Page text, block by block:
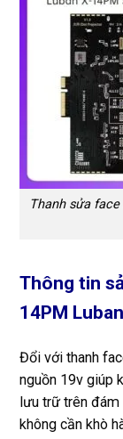
Thanh sửa face
Thông tin
14PM
Đổi với thanh
nguồn 19v giúp
lưu trữ trên
không cần khò